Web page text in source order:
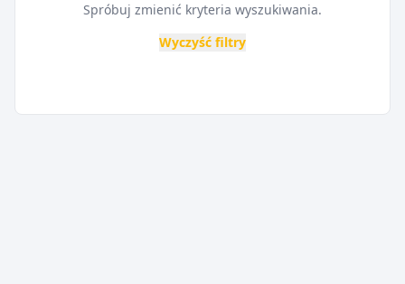
Spróbuj zmienić kryteria wyszukiwania.
Wyczyść filtry